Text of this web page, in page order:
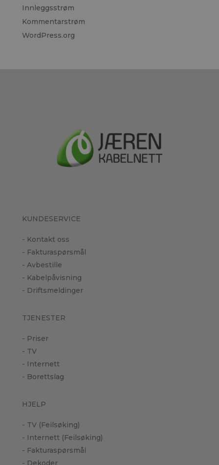
Innleggsstrøm
Kommentarstrøm
WordPress.org
KUNDESERVICE
- Kontakt oss
- Fakturaspørsmål
- Avbestille
- Kabelpåvisning
- Driftsmeldinger
TJENESTER
- Priser
- TV
- Internett
- Borettslag
HJELP
- TV (Feilsøking)
- Internett (Feilsøking)
- Fakturaspørsmål
- Dekoder